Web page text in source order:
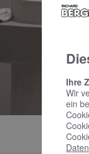
Ihre
Wir
ein